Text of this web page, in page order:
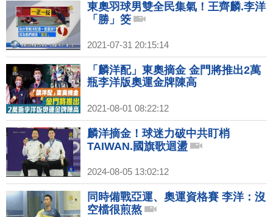
東奧羽球男雙全民集氣！王齊麟.李洋
「勝」筊
2021-07-31 20:15:14
「麟洋配」東奧摘金 金門將推出2萬
瓶李洋版奧運金牌陳高
2021-08-01 08:22:12
麟洋摘金！球迷力破中共盯梢
TAIWAN.國旗歌迴盪
2024-08-05 13:02:12
同時備戰亞運、奧運資格賽 李洋：沒
空檔很煎熬